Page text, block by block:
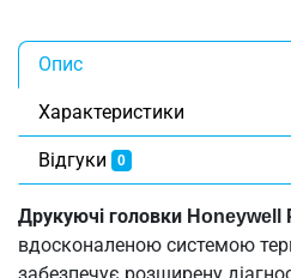
Опис
Характеристики
Відгуки 0
Друкуючі головки Honeywell
вдосконаленою системою
забезпечує розширену